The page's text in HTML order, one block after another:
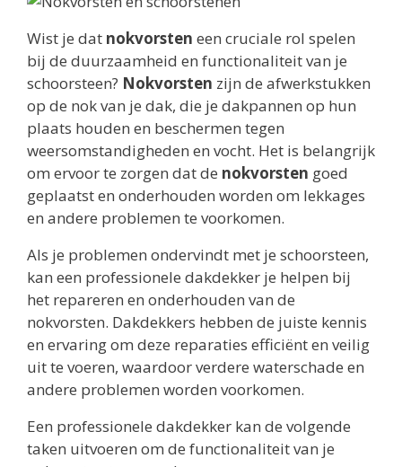
Wist je dat nokvorsten een cruciale rol spelen
bij de duurzaamheid en functionaliteit van je
schoorsteen? Nokvorsten zijn de afwerkstukken
op de nok van je dak, die je dakpannen op hun
plaats houden en beschermen tegen
weersomstandigheden en vocht. Het is belangrijk
om ervoor te zorgen dat de nokvorsten goed
geplaatst en onderhouden worden om lekkages
en andere problemen te voorkomen.
Als je problemen ondervindt met je schoorsteen,
kan een professionele dakdekker je helpen bij
het repareren en onderhouden van de
nokvorsten. Dakdekkers hebben de juiste kennis
en ervaring om deze reparaties efficiënt en veilig
uit te voeren, waardoor verdere waterschade en
andere problemen worden voorkomen.
Een professionele dakdekker kan de volgende
taken uitvoeren om de functionaliteit van je